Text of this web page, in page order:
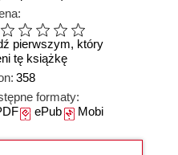
pierwszym, który
tę książkę
358
formaty:
ePubMobi